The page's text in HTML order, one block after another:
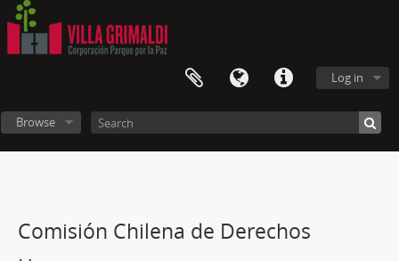
Log in
Browse
Comisión Chilena de Derechos